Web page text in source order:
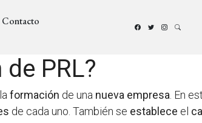
Contacto
PRL?
formación de una nueva empresa . En
de cada uno. También se establece el